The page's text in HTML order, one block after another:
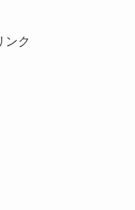
ンク